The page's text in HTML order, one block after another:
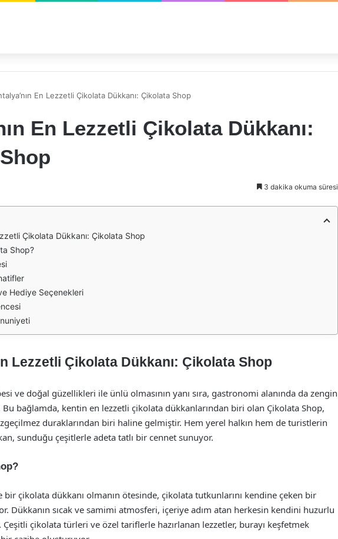
En Lezzetli Çikolata Dükkanı: Çikolata Shop
En Lezzetli Çikolata Dükkanı:
3 dakika okuma süresi
Çikolata Dükkanı: Çikolata Shop
Shop?
Hediye Seçenekleri
Lezzetli Çikolata Dükkanı: Çikolata Shop
ve doğal güzellikleri ile ünlü olmasının yanı sıra, gastronomi alanında da zengin
bağlamda, kentin en lezzetli çikolata dükkanlarından biri olan Çikolata Shop,
duraklarından biri haline gelmiştir. Hem yerel halkın hem de turistlerin
sunduğu çeşitlerle adeta tatlı bir cennet sunuyor.
bir çikolata dükkanı olmanın ötesinde, çikolata tutkunlarını kendine çeken bir
Dükkanın sıcak ve samimi atmosferi, içeriye adım atan herkesin kendini huzurlu
Çeşitli çikolata türleri ve özel tariflerle hazırlanan lezzetler, burayı keşfetmek